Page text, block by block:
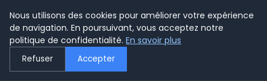
LE WEBMARKETING
Nous utilisons des cookies pour améliorer votre expérience
de navigation. En poursuivant, vous acceptez notre
politique de confidentialité. En savoir plus
Refuser Accepter